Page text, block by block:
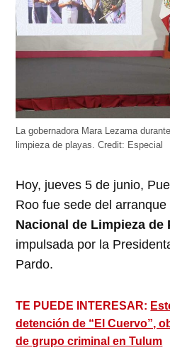
La gobernadora Mara Lezama
limpieza de playas.Credit: Especial
Hoy, jueves 5 de junio,
Roo fue sede del arranque
Nacional de Limpieza de
impulsada por la
Pardo.
TE PUEDE INTERESAR:
detención de “El Cuervo”,
de grupo criminal en Tulum